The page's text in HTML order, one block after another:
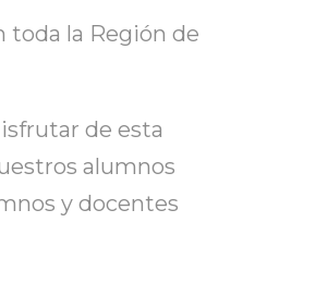
toda la Región de
de esta
alumnos
y docentes